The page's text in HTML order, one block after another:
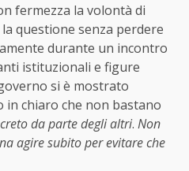
fermezza la volontà di
questione senza perdere
durante un incontro
istituzionali e figure
si è mostrato
in chiaro che non bastano
da parte degli altri. Non
agire subito per evitare che